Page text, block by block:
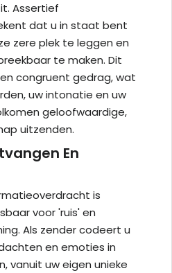
Assertief
dat u in staat bent
zere plek te leggen en
te maken. Dit
congruent gedrag, wat
uw intonatie en uw
geloofwaardige,
uitzenden.
En
is
voor 'ruis' en
Als zender codeert u
en emoties in
vanuit uw eigen unieke